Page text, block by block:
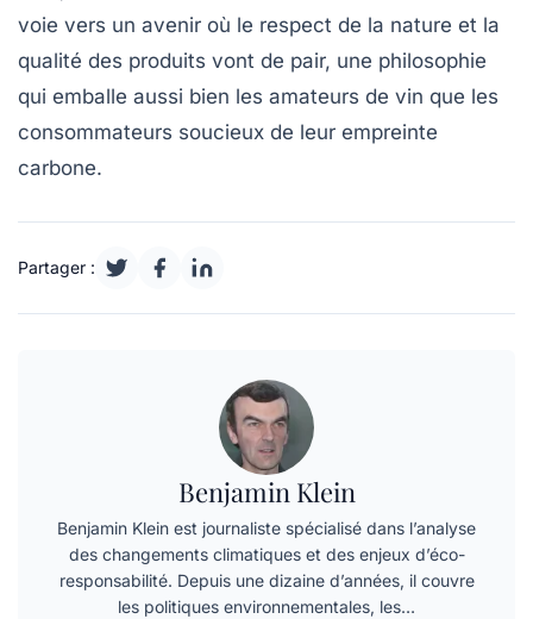
voie vers un avenir où le respect de la nature et la
qualité des produits vont de pair, une philosophie
qui emballe aussi bien les amateurs de vin que les
consommateurs soucieux de leur empreinte
carbone.
Partager :
Benjamin Klein
Benjamin Klein est journaliste spécialisé dans l’analyse
des changements climatiques et des enjeux d’éco-
responsabilité. Depuis une dizaine d’années, il couvre
les politiques environnementales, les…